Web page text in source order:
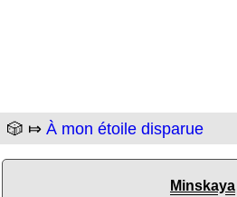
🎲 ⤇ À mon étoile disparue
Minskaya